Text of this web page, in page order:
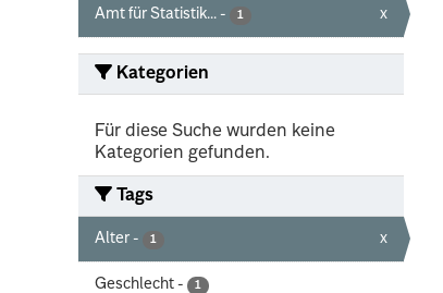
Amt für Statistik... - 1 x
Kategorien
Für diese Suche wurden keine
Kategorien gefunden.
Tags
Alter - 1 x
Geschlecht - 1